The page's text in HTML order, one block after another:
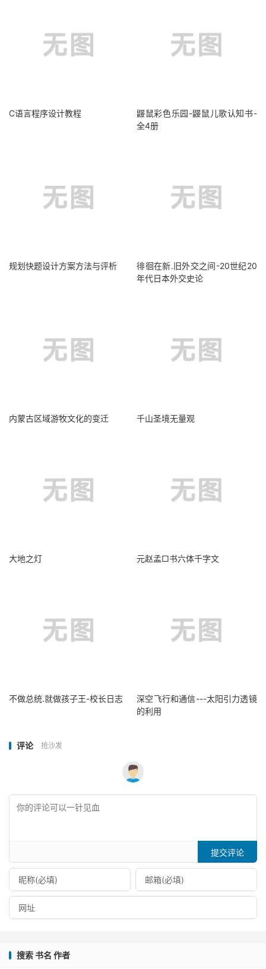
C语言程序设计教程
鼹鼠彩色乐园-鼹鼠儿歌认知书-
全4册
规划快题设计方案方法与评析
徘徊在新.旧外交之间-20世纪20
年代日本外交史论
内蒙古区域游牧文化的变迁 千山圣境无量观
大地之灯 元赵孟□书六体千字文
不做总统.就做孩子王-校长日志
深空飞行和通信---太阳引力透镜
的利用
评论 抢沙发
提交评论
搜索 书名 作者